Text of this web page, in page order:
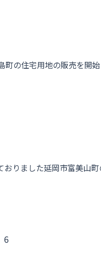
の住宅用地の販売を開
りました延岡市富美山
6